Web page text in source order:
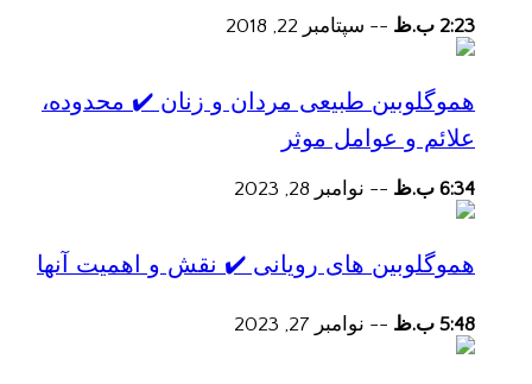
2:23 ب.ظ -- سپتامبر 22, 2018
هموگلوبین طبیعی مردان و زنان ✔️ محدوده،
علائم و عوامل موثر
6:34 ب.ظ -- نوامبر 28, 2023
هموگلوبین های رویانی ✔️ نقش و اهمیت آنها
5:48 ب.ظ -- نوامبر 27, 2023